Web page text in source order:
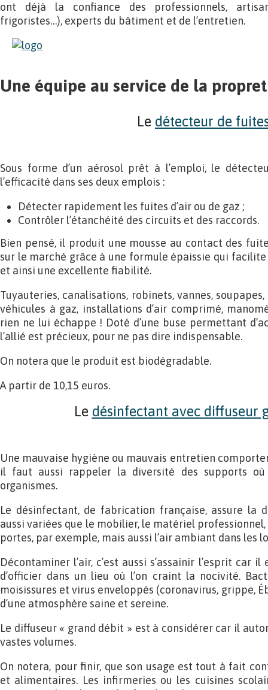
ont déjà la confiance des professionnels,
frigoristes…), experts du bâtiment et de l’entretien.
Une équipe au service de la
Le détecteur de
Sous forme d’un aérosol prêt à l’emploi, le
l’efficacité dans ses deux emplois :
Détecter rapidement les fuites d’air ou de gaz ;
Contrôler l’étanchéité des circuits et des raccords.
Bien pensé, il produit une mousse au contact des
sur le marché grâce à une formule épaissie qui facilite
et ainsi une excellente fiabilité.
Tuyauteries, canalisations, robinets, vannes,
véhicules à gaz, installations d’air comprimé,
rien ne lui échappe ! Doté d’une buse permettant
l’allié est précieux, pour ne pas dire indispensable.
On notera que le produit est biodégradable.
A partir de 10,15 euros.
Le désinfectant avec diffuseur
Une mauvaise hygiène ou mauvais entretien
il faut aussi rappeler la diversité des supports
organismes.
Le désinfectant, de fabrication française, assure la
aussi variées que le mobilier, le matériel
portes, par exemple, mais aussi l’air ambiant dans les
Décontaminer l’air, c’est aussi s’assainir l’esprit car
d’officier dans un lieu où l’on craint la nocivité.
moisissures et virus enveloppés (coronavirus, grippe,
d’une atmosphère saine et sereine.
Le diffuseur « grand débit » est à considérer car il
vastes volumes.
On notera, pour finir, que son usage est tout à fait
et alimentaires. Les infirmeries ou les cuisines